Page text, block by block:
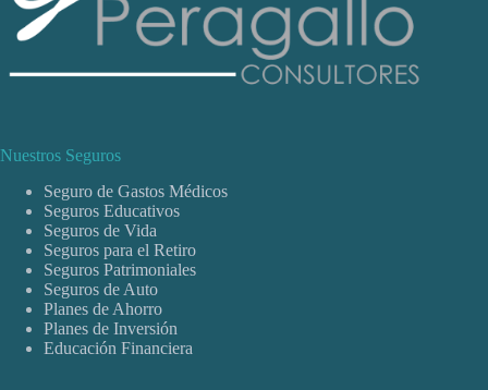
Nuestros Seguros
Seguro de Gastos Médicos
Seguros Educativos
Seguros de Vida
Seguros para el Retiro
Seguros Patrimoniales
Seguros de Auto
Planes de Ahorro
Planes de Inversión
Educación Financiera